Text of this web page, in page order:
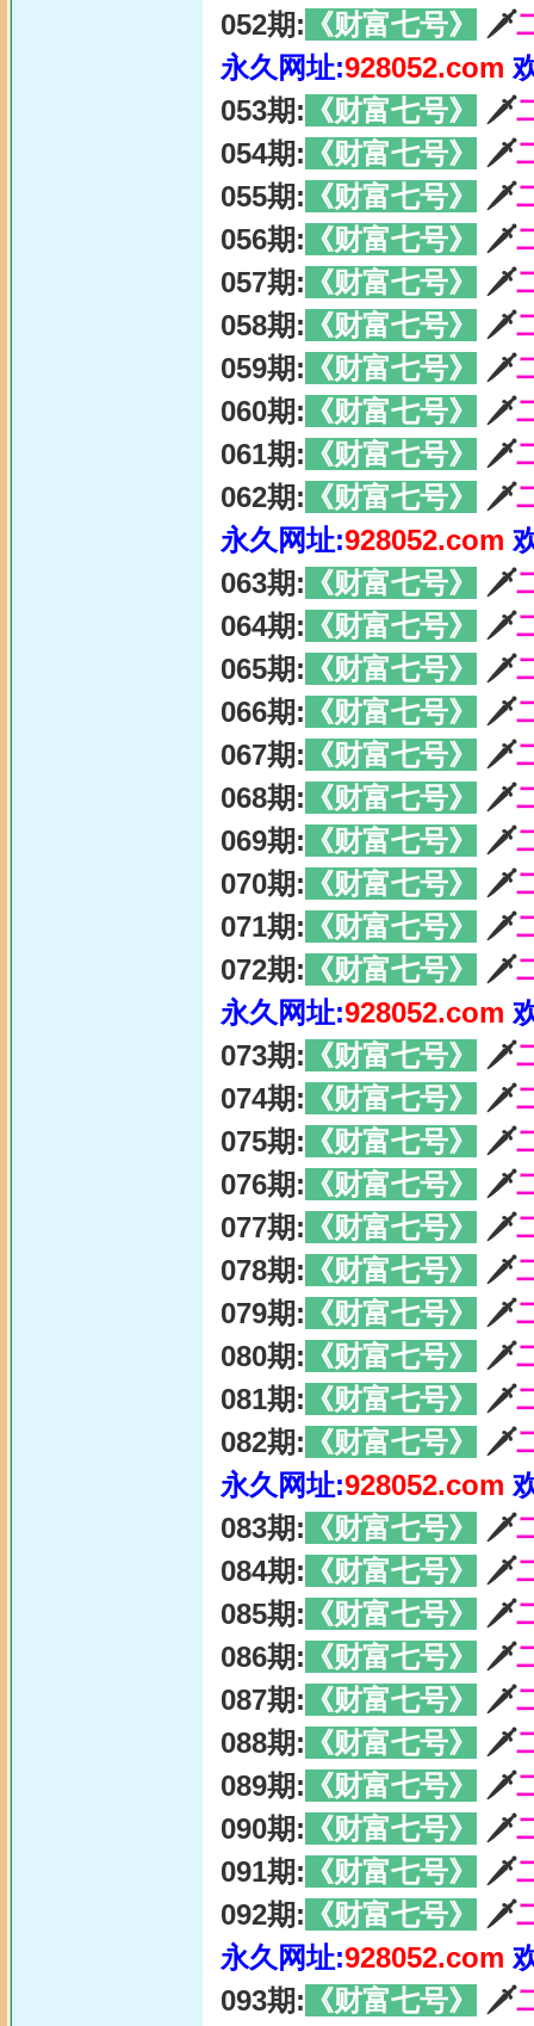
052期: 《财富七号》 🗡
永久网址:928052.com
053期: 《财富七号》 🗡
054期: 《财富七号》 🗡
055期: 《财富七号》 🗡
056期: 《财富七号》 🗡
057期: 《财富七号》 🗡
058期: 《财富七号》 🗡
059期: 《财富七号》 🗡
060期: 《财富七号》 🗡
061期: 《财富七号》 🗡
062期: 《财富七号》 🗡
永久网址:928052.com
063期: 《财富七号》 🗡
064期: 《财富七号》 🗡
065期: 《财富七号》 🗡
066期: 《财富七号》 🗡
067期: 《财富七号》 🗡
068期: 《财富七号》 🗡
069期: 《财富七号》 🗡
070期: 《财富七号》 🗡
071期: 《财富七号》 🗡
072期: 《财富七号》 🗡
永久网址:928052.com
073期: 《财富七号》 🗡
074期: 《财富七号》 🗡
075期: 《财富七号》 🗡
076期: 《财富七号》 🗡
077期: 《财富七号》 🗡
078期: 《财富七号》 🗡
079期: 《财富七号》 🗡
080期: 《财富七号》 🗡
081期: 《财富七号》 🗡
082期: 《财富七号》 🗡
永久网址:928052.com
083期: 《财富七号》 🗡
084期: 《财富七号》 🗡
085期: 《财富七号》 🗡
086期: 《财富七号》 🗡
087期: 《财富七号》 🗡
088期: 《财富七号》 🗡
089期: 《财富七号》 🗡
090期: 《财富七号》 🗡
091期: 《财富七号》 🗡
092期: 《财富七号》 🗡
永久网址:928052.com
093期: 《财富七号》 🗡